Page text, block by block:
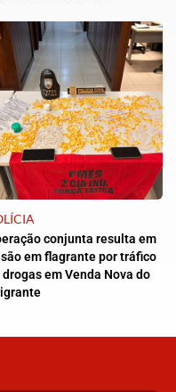
conjunta resulta em
em flagrante por tráfico
drogas em Venda Nova do